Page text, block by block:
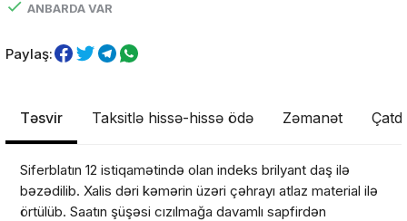
ANBARDA VAR
Paylaş:
Təsvir Taksitlə hissə-hissə ödə Zəmanət
Siferblatın 12 istiqamətində olan indeks brilyant daş ilə
bəzədilib. Xalis dəri kəmərin üzəri çəhrayı atlaz material ilə
örtülüb. Saatın şüşəsi cızılmağa davamlı sapfirdən